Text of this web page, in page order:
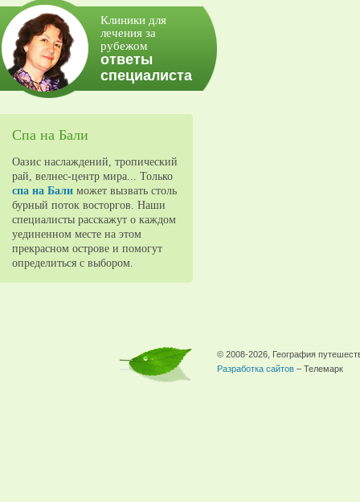
Клиники для
лечения за
рубежом
ответы
специалиста
Спа на Бали
Оазис наслаждений, тропический
рай, велнес-центр мира... Только
спа на Бали может вызвать столь
бурный поток восторгов. Наши
специалисты расскажут о каждом
уединенном месте на этом
прекрасном острове и помогут
определиться с выбором.
© 2008-2026, География
Разработка сайтов – Телемарк